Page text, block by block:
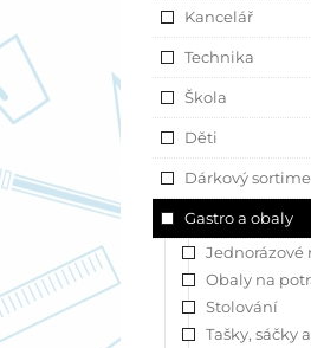
Kancelář
Technika
Škola
Děti
Dárkový
Gastro a obaly
Jednorázové
Obaly na
Stolování
Tašky, sáčky